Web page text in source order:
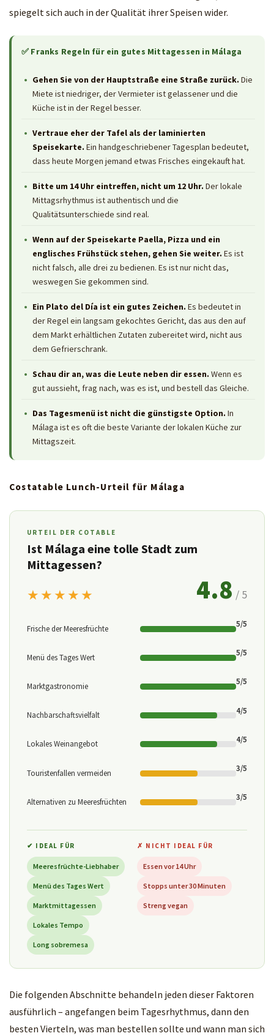
spiegelt sich auch in der Qualität ihrer Speisen wider.
✅ Franks Regeln für ein gutes Mittagessen in Málaga
Gehen Sie von der Hauptstraße eine Straße zurück. Die
Miete ist niedriger, der Vermieter ist gelassener und die
Küche ist in der Regel besser.
Vertraue eher der Tafel als der laminierten
Speisekarte. Ein handgeschriebener Tagesplan bedeutet,
dass heute Morgen jemand etwas Frisches eingekauft hat.
Bitte um 14 Uhr eintreffen, nicht um 12 Uhr. Der lokale
Mittagsrhythmus ist authentisch und die
Qualitätsunterschiede sind real.
Wenn auf der Speisekarte Paella, Pizza und ein
englisches Frühstück stehen, gehen Sie weiter. Es ist
nicht falsch, alle drei zu bedienen. Es ist nur nicht das,
weswegen Sie gekommen sind.
Ein Plato del Día ist ein gutes Zeichen. Es bedeutet in
der Regel ein langsam gekochtes Gericht, das aus den auf
dem Markt erhältlichen Zutaten zubereitet wird, nicht aus
dem Gefrierschrank.
Schau dir an, was die Leute neben dir essen. Wenn es
gut aussieht, frag nach, was es ist, und bestell das Gleiche.
Das Tagesmenü ist nicht die günstigste Option. In
Málaga ist es oft die beste Variante der lokalen Küche zur
Mittagszeit.
Costatable Lunch-Urteil für Málaga
URTEIL DER COTABLE
Ist Málaga eine tolle Stadt zum
Mittagessen?
★★★★★ 4.8 / 5
Frische der Meeresfrüchte 5/5
Menü des Tages Wert 5/5
Marktgastronomie 5/5
Nachbarschaftsvielfalt 4/5
Lokales Weinangebot 4/5
Touristenfallen vermeiden 3/5
Alternativen zu Meeresfrüchten 3/5
✔ IDEAL FÜR
Meeresfrüchte-Liebhaber
Menü des Tages Wert
Marktmittagessen
Lokales Tempo
Long sobremesa
✗ NICHT IDEAL FÜR
Essen vor 14 Uhr
Stopps unter 30 Minuten
Streng vegan
Die folgenden Abschnitte behandeln jeden dieser Faktoren
ausführlich – angefangen beim Tagesrhythmus, dann den
besten Vierteln, was man bestellen sollte und wann man sich